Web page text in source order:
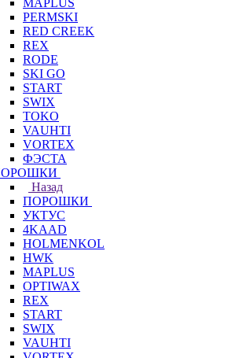
MAPLUS
PERMSKI
RED CREEK
REX
RODE
SKI GO
START
SWIX
TOKO
VAUHTI
VORTEX
ФЭСТА
Назад
ПОРОШКИ
УКТУС
4KAAD
HOLMENKOL
HWK
MAPLUS
OPTIWAX
REX
START
SWIX
VAUHTI